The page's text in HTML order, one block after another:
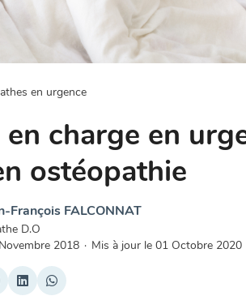
en urgence
charge en
ostéopathie
François FALCONNAT
D.O
2018 · Mis à jour le 01 Octobre 2020